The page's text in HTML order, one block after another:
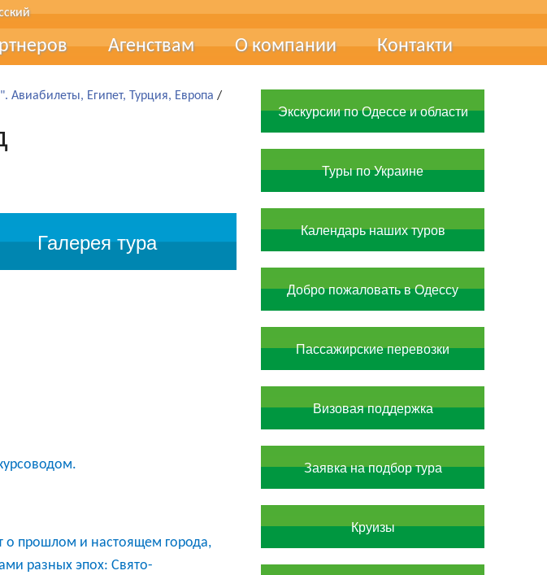
Агенствам
Туристичні виставки
О компании
Наші фахівці
Документи та сертифікати
Вакансії
Контакти
Авиабилеты, Египет, Турция, Европа /
Галерея тура
о прошлом и настоящем города,
разных эпох: Свято-
Экскурсии по Одессе и области
Туры по Украине
Календарь наших туров
Добро пожаловать в Одессу
Пассажирские перевозки
Визовая поддержка
Заявка на подбор тура
Круизы